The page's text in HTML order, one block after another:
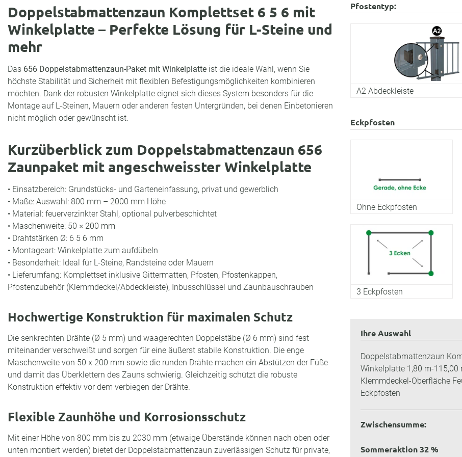
Doppelstabmattenzaun Komplettset 6 5 6 mit
Winkelplatte – Perfekte Lösung für L-Steine und
mehr
Das 656 Doppelstabmattenzaun-Paket mit Winkelplatte ist die ideale Wahl, wenn Sie
höchste Stabilität und Sicherheit mit flexiblen Befestigungsmöglichkeiten kombinieren
möchten. Dank der robusten Winkelplatte eignet sich dieses System besonders für die
Montage auf L-Steinen, Mauern oder anderen festen Untergründen, bei denen Einbetonieren
nicht möglich oder gewünscht ist.
Kurzüberblick zum Doppelstabmattenzaun 656
Zaunpaket mit angeschweisster Winkelplatte
• Einsatzbereich: Grundstücks- und Garteneinfassung, privat und gewerblich
• Maße: Auswahl: 800 mm – 2000 mm Höhe
• Material: feuerverzinkter Stahl, optional pulverbeschichtet
• Maschenweite: 50 × 200 mm
• Drahtstärken Ø: 6 5 6 mm
• Montageart: Winkelplatte zum aufdübeln
• Besonderheit: Ideal für L-Steine, Randsteine oder Mauern
• Lieferumfang: Komplettset inklusive Gittermatten, Pfosten, Pfostenkappen,
Pfostenzubehör (Klemmdeckel/Abdeckleiste), Inbusschlüssel und Zaunbauschrauben
Hochwertige Konstruktion für maximalen Schutz
Die senkrechten Drähte (Ø 5 mm) und waagerechten Doppelstäbe (Ø 6 mm) sind fest
miteinander verschweißt und sorgen für eine äußerst stabile Konstruktion. Die enge
Maschenweite von 50 x 200 mm sowie die runden Drähte machen ein Abstützen der Füße
und damit das Überklettern des Zauns schwierig. Gleichzeitig schützt die robuste
Konstruktion effektiv vor dem verbiegen der Drähte.
Flexible Zaunhöhe und Korrosionsschutz
Mit einer Höhe von 800 mm bis zu 2030 mm (etwaige Überstände können nach oben oder
unten montiert werden) bietet der Doppelstabmattenzaun zuverlässigen Schutz für private,
Pfostentyp:
A2 Abdeckleiste
Eckpfosten
Ohne Eckpfosten
3 Eckpfosten
Ihre Auswahl
Doppelstabmattenzaun
Winkelplatte 1,80 m-115,00
Klemmdeckel-Oberfläche
Eckpfosten
Zwischensumme:
Sommeraktion 32 %